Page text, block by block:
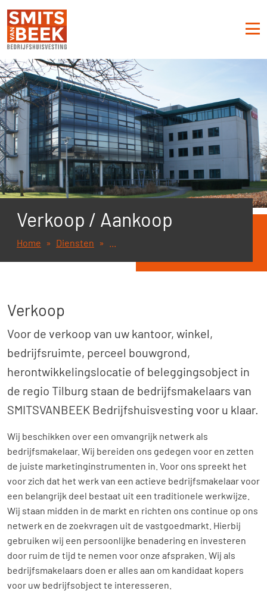
Verkoop / Aankoop
Home Diensten
Verkoop
Voor de verkoop van uw kantoor, winkel,
bedrijfsruimte, perceel bouwgrond,
herontwikkelingslocatie of beleggingsobject in
de regio Tilburg staan de bedrijfsmakelaars van
SMITSVANBEEK Bedrijfshuisvesting voor u klaar.
Wij beschikken over een omvangrijk netwerk als
bedrijfsmakelaar. Wij bereiden ons gedegen voor en zetten
de juiste marketinginstrumenten in. Voor ons spreekt het
voor zich dat het werk van een actieve bedrijfsmakelaar voor
een belangrijk deel bestaat uit een traditionele werkwijze.
Wij staan midden in de markt en richten ons continue op ons
netwerk en de zoekvragen uit de vastgoedmarkt. Hierbij
gebruiken wij een persoonlijke benadering en investeren
door ruim de tijd te nemen voor onze afspraken. Wij als
bedrijfsmakelaars doen er alles aan om kandidaat kopers
voor uw bedrijfsobject te interesseren.